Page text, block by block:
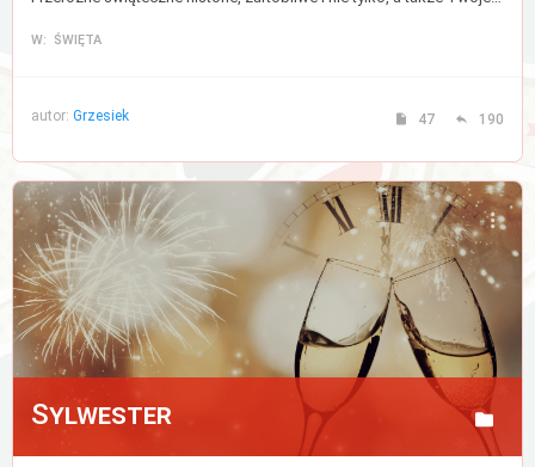
W: ŚWIĘTA
autor: Grzesiek 47 190
Sylwester